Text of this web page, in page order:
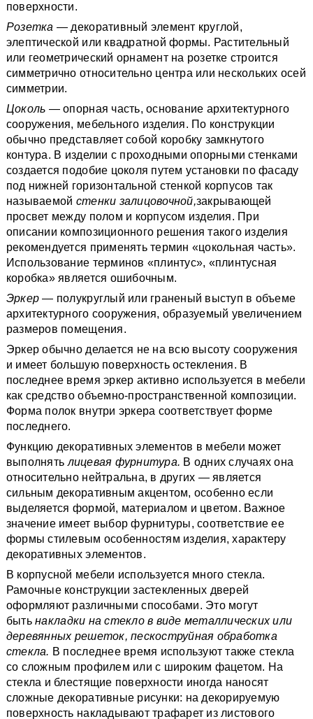
поверхности.
Розетка — декоративный элемент круглой,
элептической или квадратной формы. Растительный
или геометрический орнамент на розетке строится
симметрично относительно центра или нескольких осей
симметрии.
Цоколь — опорная часть, основание архитектурного
сооружения, мебельного изделия. По конструкции
обычно представляет собой коробку замкнутого
контура. В изделии с проходными опорными стенками
создается подобие цоколя путем установки по фасаду
под нижней горизонтальной стенкой корпусов так
называемой стенки залицовочной,закрывающей
просвет между полом и корпусом изделия. При
описании композиционного решения такого изделия
рекомендуется применять термин «цокольная часть».
Использование терминов «плинтус», «плинтусная
коробка» является ошибочным.
Эркер— полукруглый или граненый выступ в объеме
архитектурного сооружения, образуемый увеличением
размеров помещения.
Эркер обычно делается не на всю высоту сооружения
и имеет большую поверхность остекления. В
последнее время эркер активно используется в мебели
как средство объемно-пространственной композиции.
Форма полок внутри эркера соответствует форме
последнего.
Функцию декоративных элементов в мебели может
выполнять лицевая фурнитура. В одних случаях она
относительно нейтральна, в других — является
сильным декоративным акцентом, особенно если
выделяется формой, материалом и цветом. Важное
значение имеет выбор фурнитуры, соответствие ее
формы стилевым особенностям изделия, характеру
декоративных элементов.
В корпусной мебели используется много стекла.
Рамочные конструкции застекленных дверей
оформляют различными способами. Это могут
бытьнакладки на стекло в виде металлических или
деревянных решеток, пескоструйная обработка
стекла. В последнее время используют также стекла
со сложным профилем или с широким фацетом. На
стекла и блестящие поверхности иногда наносят
сложные декоративные рисунки: на декорируемую
поверхность накладывают трафарет из листового